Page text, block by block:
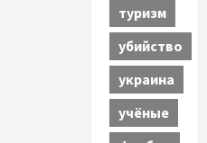
туризм
убийство
украина
учёные